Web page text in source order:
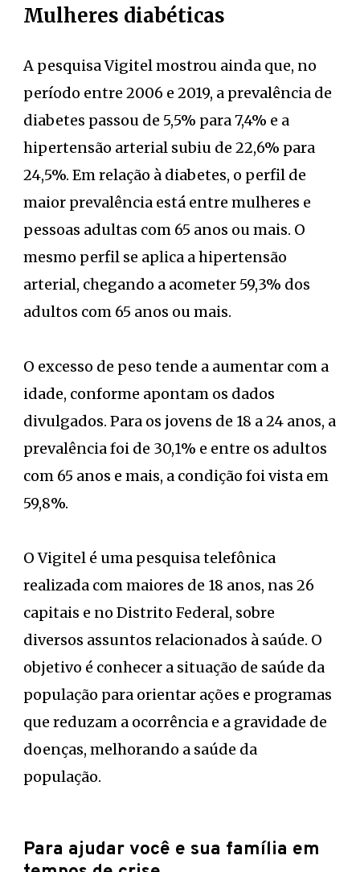
Mulheres diabéticas
A pesquisa Vigitel mostrou ainda que, no
período entre 2006 e 2019, a prevalência de
diabetes passou de 5,5% para 7,4% e a
hipertensão arterial subiu de 22,6% para
24,5%. Em relação à diabetes, o perfil de
maior prevalência está entre mulheres e
pessoas adultas com 65 anos ou mais. O
mesmo perfil se aplica a hipertensão
arterial, chegando a acometer 59,3% dos
adultos com 65 anos ou mais.
O excesso de peso tende a aumentar com a
idade, conforme apontam os dados
divulgados. Para os jovens de 18 a 24 anos, a
prevalência foi de 30,1% e entre os adultos
com 65 anos e mais, a condição foi vista em
59,8%.
O Vigitel é uma pesquisa telefônica
realizada com maiores de 18 anos, nas 26
capitais e no Distrito Federal, sobre
diversos assuntos relacionados à saúde. O
objetivo é conhecer a situação de saúde da
população para orientar ações e programas
que reduzam a ocorrência e a gravidade de
doenças, melhorando a saúde da
população.
Para ajudar você e sua família em